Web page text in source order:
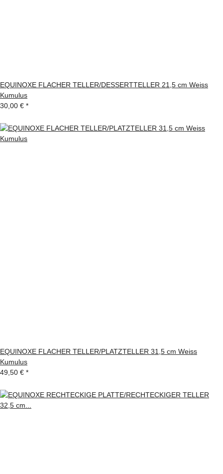
EQUINOXE FLACHER TELLER/DESSERTTELLER 21,5 cm Weiss
Kumulus
30,00 € *
EQUINOXE FLACHER TELLER/PLATZTELLER 31,5 cm Weiss
Kumulus
49,50 € *